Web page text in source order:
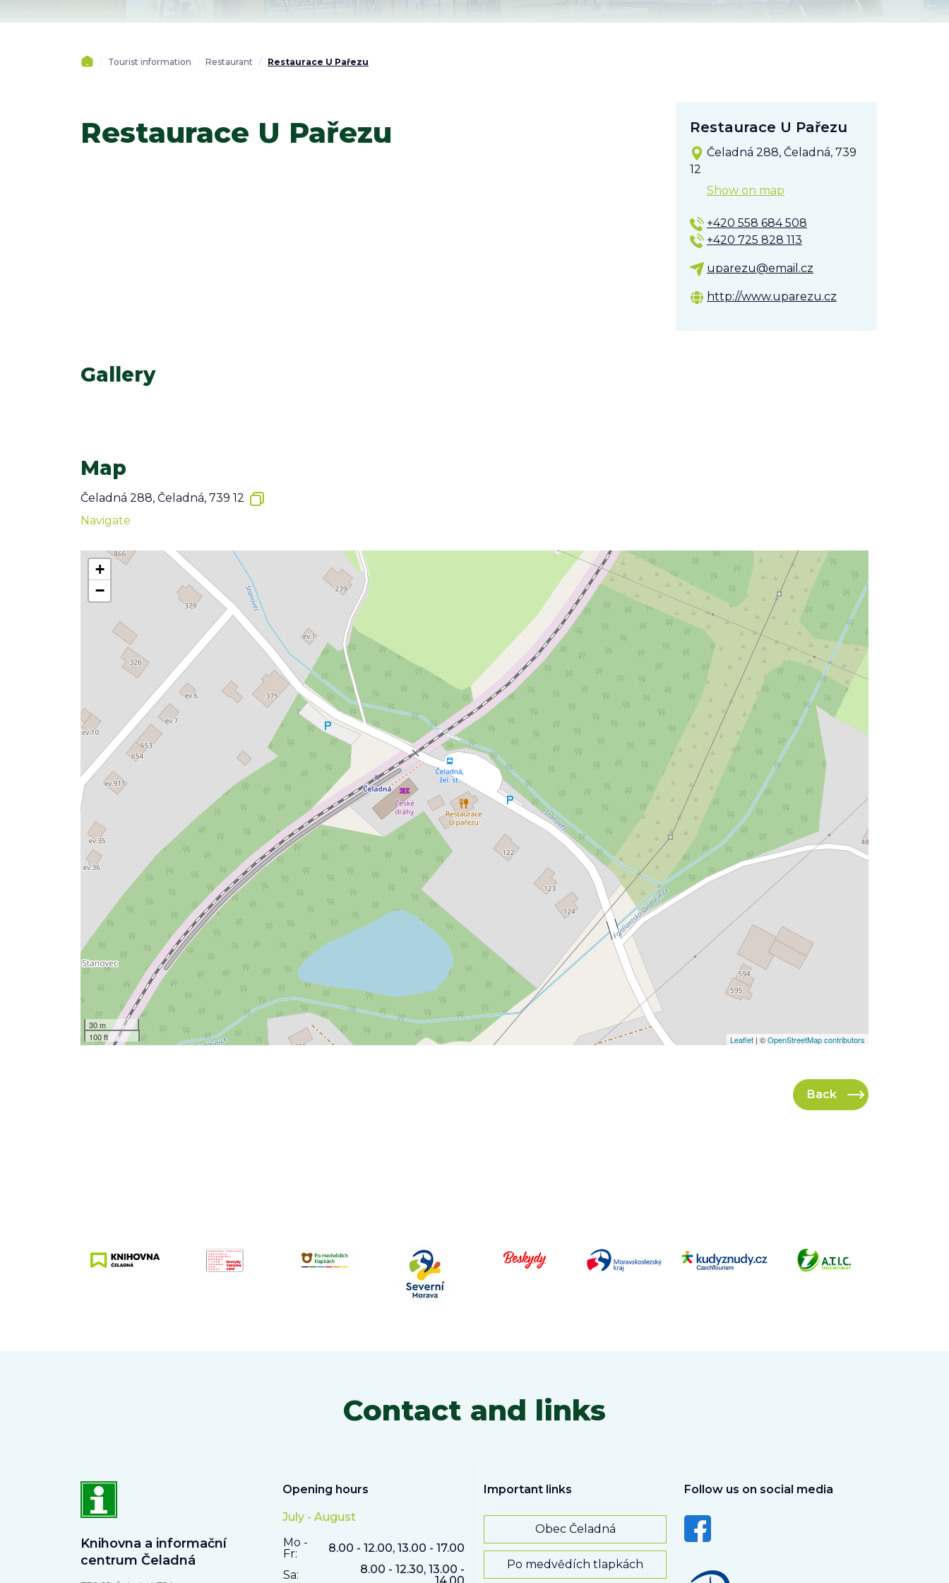
Tourist information Restaurant Restaurace U Pařezu
Restaurace U Pařezu Restaurace U Pařezu
Čeladná 288, Čeladná, 739
12
Show on map
+420 558 684 508
+420 725 828 113
uparezu@email.cz
http://www.uparezu.cz
Gallery
Map
Čeladná 288, Čeladná, 739 12
Navigate
+
−
30 m
100 ft
Leaflet | ©OpenStreetMap contributors
Back
Contact and links
Knihovna a informační
centrum Čeladná
Opening hours
July - August
Mo -
Fr:
8.00 - 12.00, 13.00 - 17.00
Sa:
8.00 - 12.30, 13.00 -
Important links
Obec Čeladná
Po medvědích tlapkách
Follow us on social media